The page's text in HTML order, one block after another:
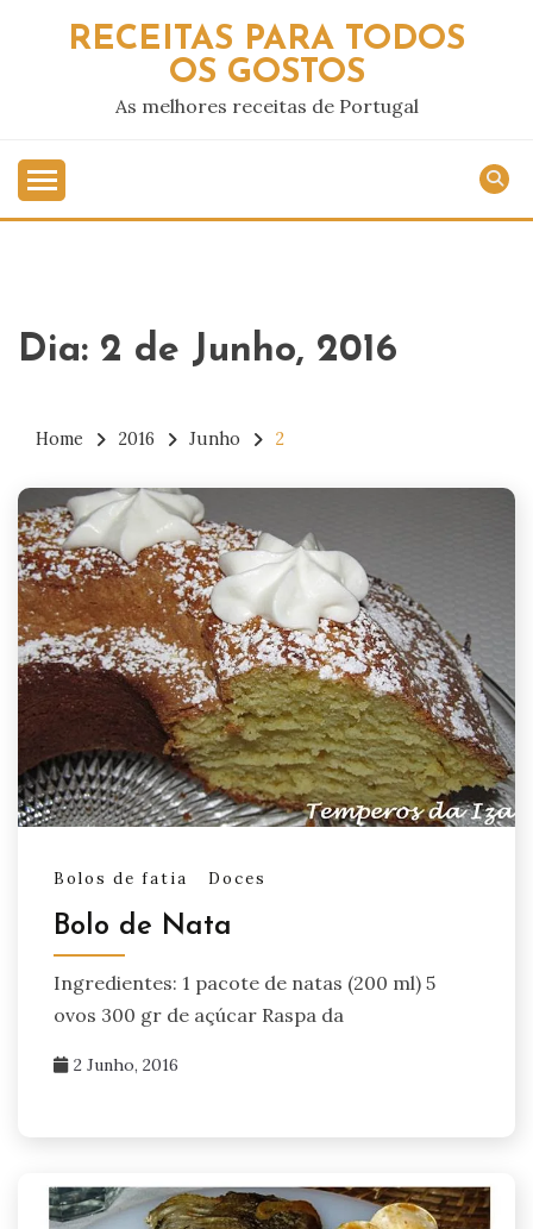
RECEITAS PARA TODOS
OS GOSTOS
As melhores receitas de Portugal
Dia: 2 de Junho, 2016
Home 2016 Junho 2
Bolos de fatia Doces
Bolo de Nata
Ingredientes: 1 pacote de natas (200 ml) 5
ovos 300 gr de açúcar Raspa da
2 Junho, 2016